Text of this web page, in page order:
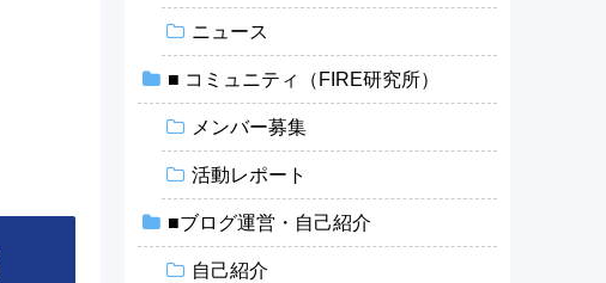
ニュース
■ コミュニティ（FIRE研究所）
メンバー募集
活動レポート
■ブログ運営・自己紹介
自己紹介